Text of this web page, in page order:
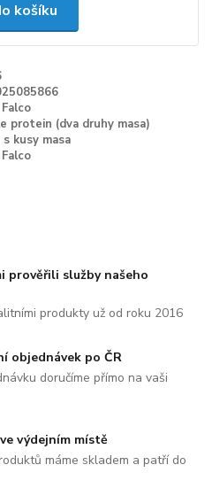
košíku
protein (dva druhy masa)
kusy masa
prověřili služby našeho
produkty už od roku 2016
objednávek po ČR
doručíme přímo na vaši
výdejním místě
máme skladem a patří do